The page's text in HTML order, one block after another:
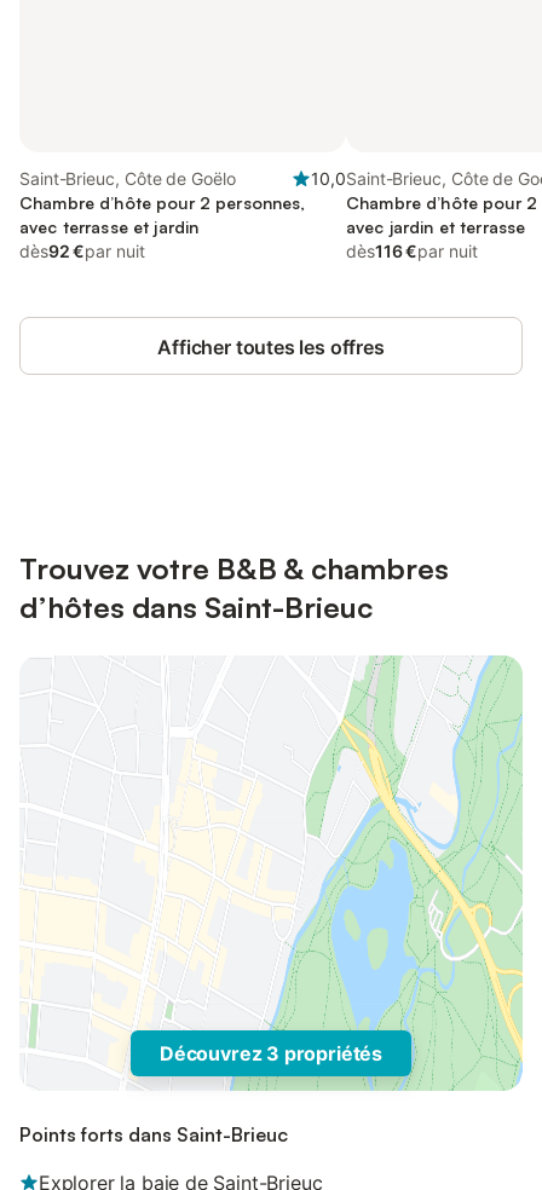
Saint-Brieuc, Côte de Goëlo
10,0
Chambre d’hôte pour 2 personnes,
avec terrasse et jardin
dès92 €par nuit
Saint-Brieuc, Côte de
Chambre d’hôte pour
avec jardin et terrasse
dès116 €par nuit
Afficher toutes les offres
Trouvez votre B&B & chambres
d’hôtes dans Saint-Brieuc
Découvrez 3 propriétés
Points forts dans Saint-Brieuc
Explorer la baie de Saint-Brieuc